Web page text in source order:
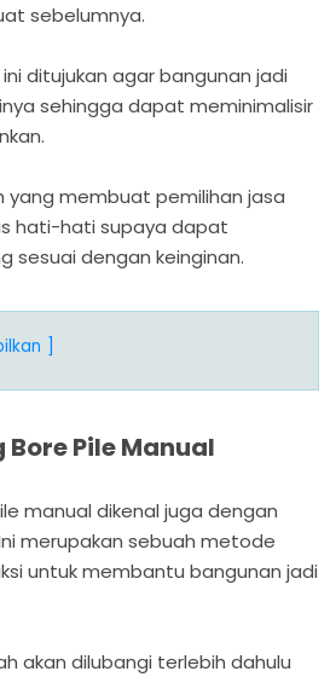
sebelumnya.
ditujukan agar bangunan jadi
sehingga dapat meminimalisir
yang membuat pemilihan jasa
hati-hati supaya dapat
sesuai dengan keinginan.
Pile Manual
manual dikenal juga dengan
merupakan sebuah metode
untuk membantu bangunan jadi
akan dilubangi terlebih dahulu